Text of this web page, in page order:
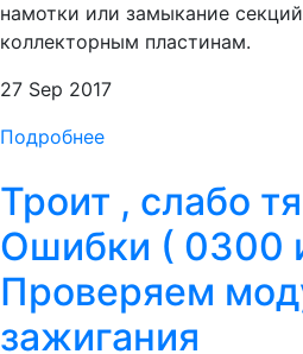
намотки или замыкание
коллекторным пластинам.
27 Sep 2017
Подробнее
Троит , слабо
Ошибки ( 0300
Проверяем
зажигания